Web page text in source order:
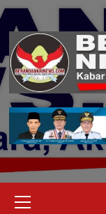
Skip
content
Menu